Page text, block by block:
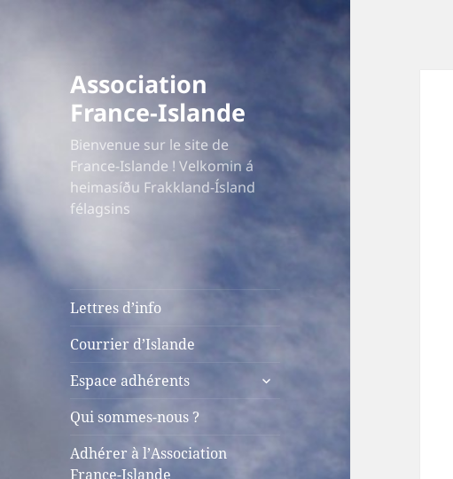
Association
France-Islande
Bienvenue sur le site de
France-Islande ! Velkomin á
heimasíðu Frakkland-Ísland
félagsins
Lettres d’info
Courrier d’Islande
Espace adhérents
ouvrir
menu
Qui sommes-nous ?
Adhérer à l’Association
France-Islande